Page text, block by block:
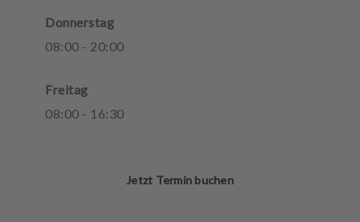
Donnerstag
08:00 - 20:00
Freitag
08:00 - 16:30
Jetzt Termin buchen